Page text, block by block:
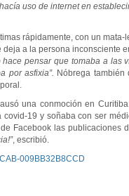
uso de internet en
rápidamente, con un mata-
a la persona inconsciente
pensar que tomaba a las
por asfixia”. Nóbrega también
una conmoción en
19 y soñaba con ser
Facebook las publicaciones
, escribió.